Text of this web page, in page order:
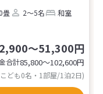
畳 2～5名
和室
～51,300円
合計85,800〜102,600円
ども0名・1部屋/1泊2日)